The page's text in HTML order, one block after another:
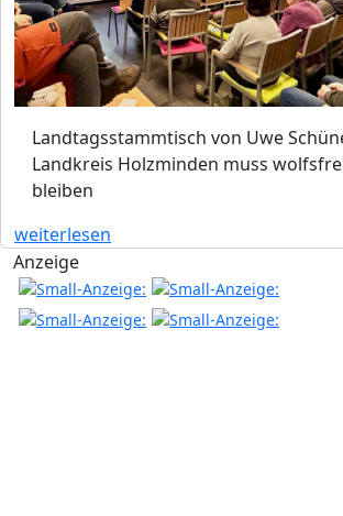
Landtagsstammtisch von Uwe
Landkreis Holzminden muss
bleiben
weiterlesen
Anzeige